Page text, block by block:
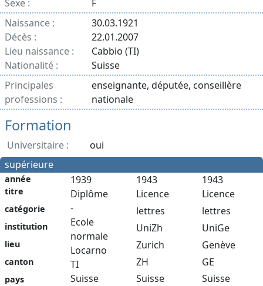
Sexe :
F
Naissance :
30.03.1921
Décès :
22.01.2007
Lieu naissance :
Cabbio (TI)
Nationalité :
Suisse
Principales
professions :
enseignante, députée, conseillère
nationale
Formation
Universitaire :
oui
supérieure
année
titre
catégorie
institution
lieu
canton
pays
1939
Diplôme
-
Ecole
normale
Locarno
TI
Suisse
1943
Licence
lettres
UniZh
Zurich
ZH
Suisse
1943
Licence
lettres
UniGe
Genève
GE
Suisse